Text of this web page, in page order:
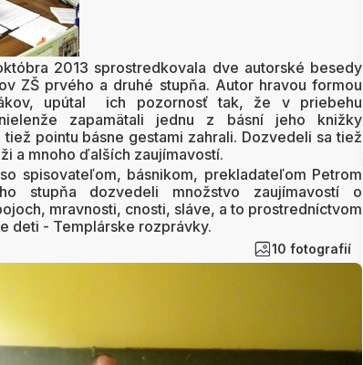
2013 sprostredkovala dve autorské besedy
ZŠ prvého a druhé stupňa. Autor hravou formou
upútal ich pozornosť tak, že v priebehu
zapamätali jednu z básní jeho knižky
pointu básne gestami zahrali. Dozvedeli sa tiež
a mnoho ďalších zaujímavostí.
spisovateľom, básnikom, prekladateľom Petrom
stupňa dozvedeli množstvo zaujímavostí o
mravnosti, cnosti, sláve, a to prostredníctvom
deti - Templárske rozprávky.
10 fotografií